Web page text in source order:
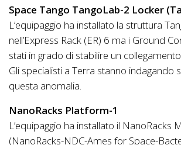
Space Tango TangoLab-2 Locker
L’equipaggio ha installato la struttura
nell’Express Rack (ER) 6 ma i Ground
stati in grado di stabilire un
Gli specialisti a Terra stanno indagando
questa anomalia.
NanoRacks Platform-1
L’equipaggio ha installato il NanoRacks
(NanoRacks-NDC-Ames for Space-